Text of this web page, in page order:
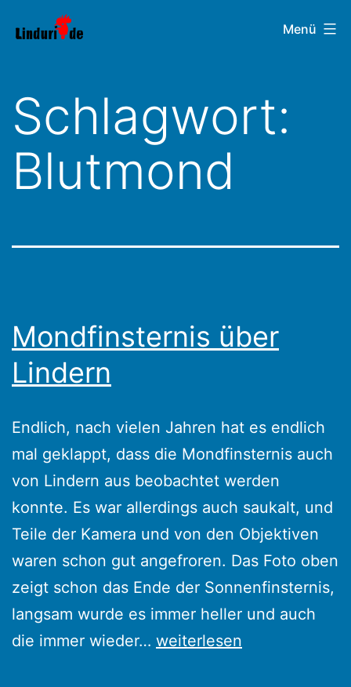
Inhalt
Linduri.de Menü
Schlagwort:
Blutmond
Mondfinsternis über
Lindern
Endlich, nach vielen Jahren hat es endlich
mal geklappt, dass die Mondfinsternis auch
von Lindern aus beobachtet werden
konnte. Es war allerdings auch saukalt, und
Teile der Kamera und von den Objektiven
waren schon gut angefroren. Das Foto oben
zeigt schon das Ende der Sonnenfinsternis,
langsam wurde es immer heller und auch
die immer wieder… Mondfinsternis
weiterlesen